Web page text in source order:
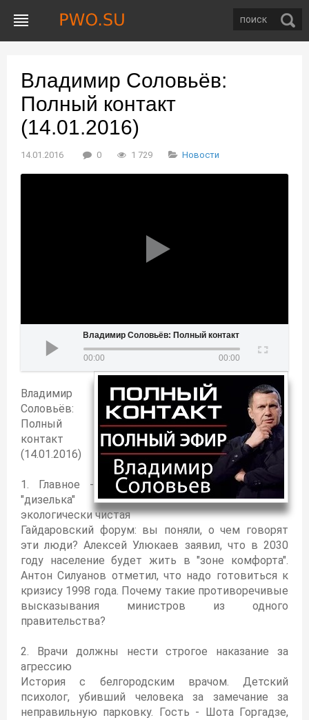
Владимир Соловьёв:
Полный контакт
(14.01.2016)
14.01.2016 0 1 729 Новости
Владимир Соловьёв: Полный контакт (14.01.2016)
00:00 00:00
Владимир
Соловьёв:
Полный
контакт
(14.01.2016)
1. Главное -
"дизелька"
экологически чистая
Гайдаровский форум: вы поняли, о чем говорят
эти люди? Алексей Улюкаев заявил, что в 2030
году население будет жить в "зоне комфорта".
Антон Силуанов отметил, что надо готовиться к
кризису 1998 года. Почему такие противоречивые
высказывания министров из одного
правительства?
2. Врачи должны нести строгое наказание за
агрессию
История с белгородским врачом. Детский
психолог, убивший человека за замечание за
неправильную парковку. Гость - Шота Горгадзе,